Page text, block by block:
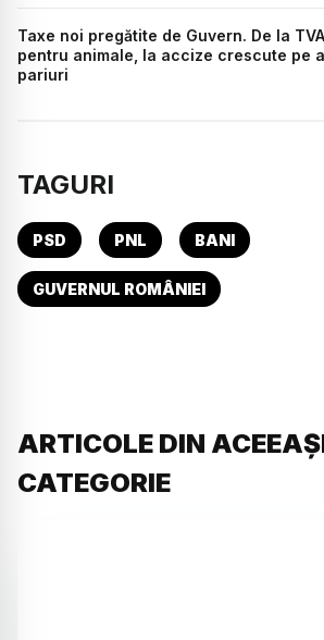
Taxe noi pregătite de Guvern. De la
pentru animale, la accize crescute pe
pariuri
TAGURI
PSD PNL BANI
GUVERNUL ROMÂNIEI
ARTICOLE DIN
CATEGORIE